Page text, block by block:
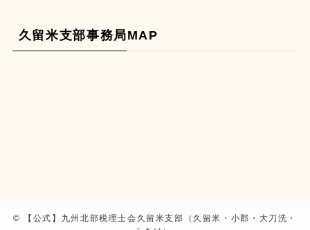
久留米支部事務局MAP
©
【公式】九州北部税理士会久留米支部（久留米・小郡・大刀洗・